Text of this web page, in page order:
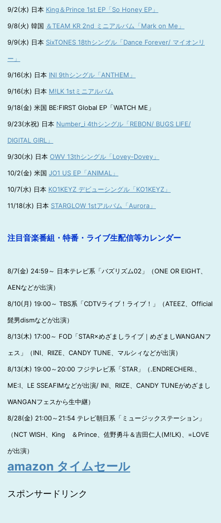
9/2(水) 日本 King＆Prince 1st EP「So Honey EP」
9/8(火) 韓国 ＆TEAM KR 2nd ミニアルバム「Mark on Me」
9/9(水) 日本 SixTONES 18thシングル「Dance Forever/ マイオンリ
ー」
9/16(水) 日本 INI 9thシングル「ANTHEM」
9/16(水) 日本 M!LK 1stミニアルバム
9/18(金) 米国 BE:FIRST Global EP「WATCH ME」
9/23(水祝) 日本 Number_i 4thシングル「REBON/ BUGS LIFE/
DIGITAL GIRL」
9/30(水) 日本 OWV 13thシングル「Lovey-Dovey」
10/2(金) 米国 JO1 US EP「ANIMAL」
10/7(水) 日本 KO1KEYZ デビューシングル「KO1KEYZ」
11/18(水) 日本 STARGLOW 1stアルバム「Aurora」
注目音楽番組・特番・ライブ生配信等カレンダー
8/7(金) 24:59～ 日本テレビ系「バズリズム02」（ONE OR EIGHT、
AENなどが出演）
8/10(月) 19:00～ TBS系「CDTVライブ！ライブ！」（ATEEZ、Official
髭男dismなどが出演）
8/13(木) 17:00～ FOD「STAR×めざましライブ｜めざましWANGANフ
ェス」（INI、RIIZE、CANDY TUNE、マルシィなどが出演）
8/13(木) 19:00～20:00 フジテレビ系「STAR」（.ENDRECHERI.、
ME:I、LE SSEAFIMなどが出演/ INI、RIIZE、CANDY TUNEがめざまし
WANGANフェスから生中継）
8/28(金) 21:00～21:54 テレビ朝日系「ミュージックステーション」
（NCT WISH、King ＆Prince、佐野勇斗＆吉田仁人(M!LK)、=LOVE
が出演）
amazon タイムセール
スポンサードリンク